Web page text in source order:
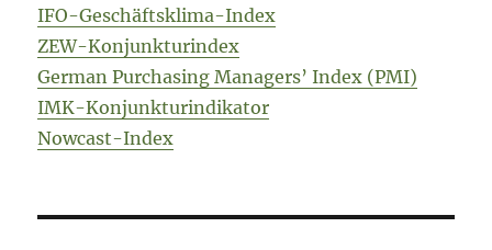
IFO-Geschäftsklima-Index
ZEW-Konjunkturindex
German Purchasing Managers’ Index (PMI)
IMK-Konjunkturindikator
Nowcast-Index